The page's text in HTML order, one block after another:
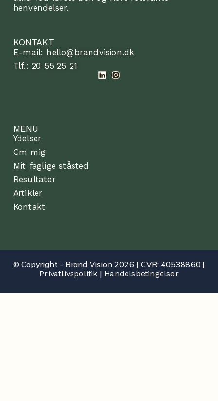
henvendelser.
MENU
Ydelser
Om mig
Mit faglige ståsted
Resultater
Artikler
Kontakt
KONTAKT
E-mail: hello@brandvision.dk
Tlf.: 20 55 25 21
© Copyright - Brand Vision 2026 | CVR: 40538860 |
Privatlivspolitik | Handelsbetingelser